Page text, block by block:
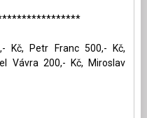
Kč, Petr Franc 500,- Kč,
Vávra 200,- Kč, Miroslav